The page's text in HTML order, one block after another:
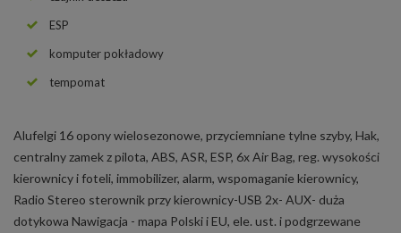
ESP
komputer pokładowy
tempomat
Alufelgi 16 opony wielosezonowe, przyciemniane tylne szyby, Hak,
centralny zamek z pilota, ABS, ASR, ESP, 6x Air Bag, reg. wysokości
kierownicy i foteli, immobilizer, alarm, wspomaganie kierownicy,
Radio Stereo sterownik przy kierownicy-USB 2x- AUX- duża
dotykowa Nawigacja - mapa Polski i EU, ele. ust. i podgrzewane